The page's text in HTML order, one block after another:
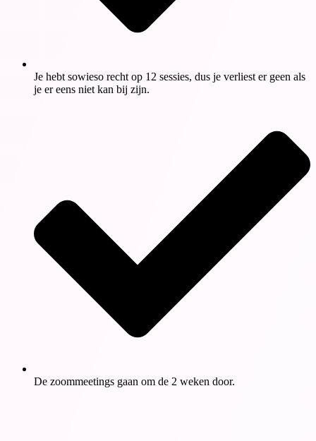
Je hebt sowieso recht op 12 sessies, dus je verliest er geen als
je er eens niet kan bij zijn.
De zoommeetings gaan om de 2 weken door.